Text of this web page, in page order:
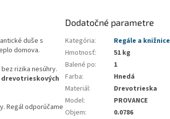
duše s
domova.
rizika nesúhry.
drevotrieskových
Regál odporúčame
Dodatočné parametre
Kategória:
Regále a knižnice
Hmotnosť:
51 kg
Balené po:
1
Farba:
Hnedá
Materiál:
Drevotrieska
Model:
PROVANCE
Objem:
0.0786